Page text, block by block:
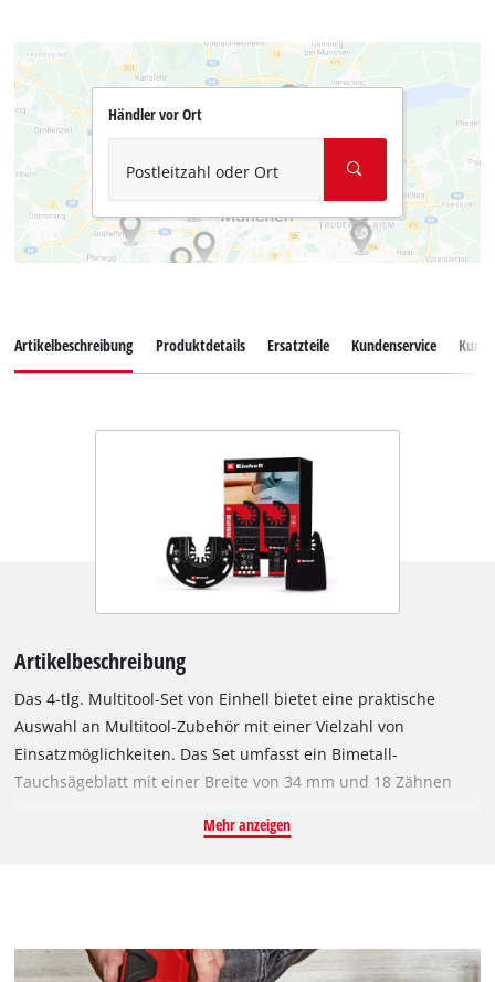
Händler vor Ort
Postleitzahl oder Ort
Artikelbeschreibung Produktdetails Ersatzteile Kundenservice
Artikelbeschreibung
Das 4-tlg. Multitool-Set von Einhell bietet eine praktische
Auswahl an Multitool-Zubehör mit einer Vielzahl von
Einsatzmöglichkeiten. Das Set umfasst ein Bimetall-
Tauchsägeblatt mit einer Breite von 34 mm und 18 Zähnen
gefertigt sind. Somit ist es ideal für Renovierungs- und
aus Hochleistungsschnellstahl hergestellt sind. Die
halbrunde, segmentierte Form ermöglicht präzise Schnitte in
Mehr anzeigen